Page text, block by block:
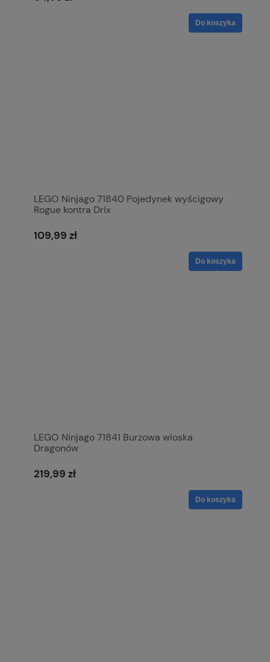
Do koszyka
LEGO Ninjago 71840 Pojedynek wyścigowy
Rogue kontra Drix
109,99 zł
Do koszyka
LEGO Ninjago 71841 Burzowa wioska
Dragonów
219,99 zł
Do koszyka